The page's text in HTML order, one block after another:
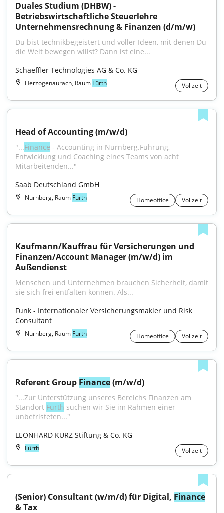
Duales Studium (DHBW) -
Betriebswirtschaftliche Steuerlehre
Unternehmensrechnung & Finanzen (d/m/w)
Du bist technikbegeistert und voller Ideen, mit denen Du
die Welt bewegen willst? Dann ist eine...
Schaeffler Technologies AG & Co. KG
Herzogenaurach, Raum Fürth Vollzeit
Head of Accounting (m/w/d)
"...Finance - Accounting in Nürnberg.Führung,
Entwicklung und Coaching eines Teams von acht
Mitarbeitenden..."
Saab Deutschland GmbH
Nürnberg, Raum Fürth Homeoffice Vollzeit
Kaufmann/Kauffrau für Versicherungen und
Finanzen/Account Manager (m/w/d) im
Außendienst
Menschen und Unternehmen brauchen Sicherheit, damit
sie sich frei entfalten können. Als...
Funk - Internationaler Versicherungsmakler und Risk
Consultant
Nürnberg, Raum Fürth Homeoffice Vollzeit
Referent Group Finance (m/w/d)
"...Zur Unterstützung unseres Bereichs Finanzen am
Standort Fürth suchen wir Sie im Rahmen einer
unbefristeten..."
LEONHARD KURZ Stiftung & Co. KG
Fürth Vollzeit
(Senior) Consultant (w/m/d) für Digital, Finance
& Tax